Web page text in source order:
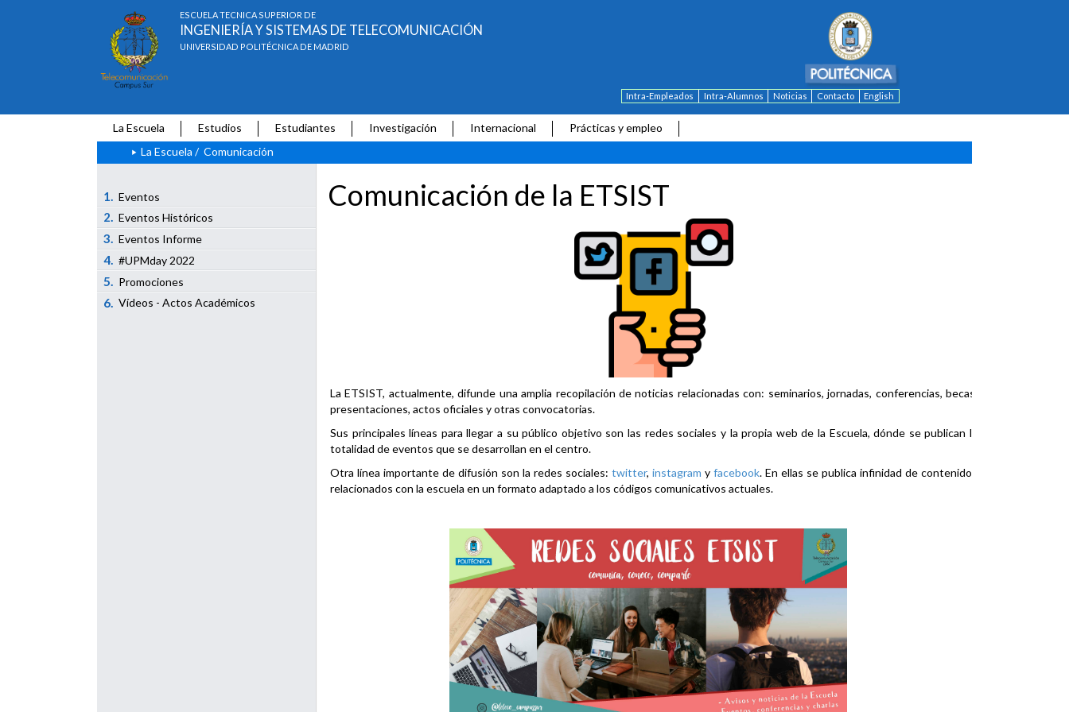
ESCUELA TÉCNICA SUPERIOR DE
INGENIERÍA Y SISTEMAS DE TELECOMUNICACIÓN
UNIVERSIDAD POLITÉCNICA DE MADRID
Intra-Empleados Intra-Alumnos Noticias Contacto English
La Escuela Estudios Estudiantes Investigación Internacional
Prácticas y empleo
La Escuela / Comunicación
1. Eventos
2. Eventos Históricos
3. Eventos Informe
4. #UPMday 2022
5. Promociones
6. Vídeos - Actos Académicos
Comunicación de la ETSIST
La ETSIST, actualmente, difunde una amplia recopilación de noticias relacionadas con: seminarios, jornadas, conferencias, becas,
presentaciones, actos oficiales y otras convocatorias.
Sus principales líneas para llegar a su público objetivo son las redes sociales y la propia web de la Escuela, dónde se publican la
totalidad de eventos que se desarrollan en el centro.
Otra línea importante de difusión son la redes sociales: twitter, instagram y facebook. En ellas se publica infinidad de contenidos
relacionados con la escuela en un formato adaptado a los códigos comunicativos actuales.